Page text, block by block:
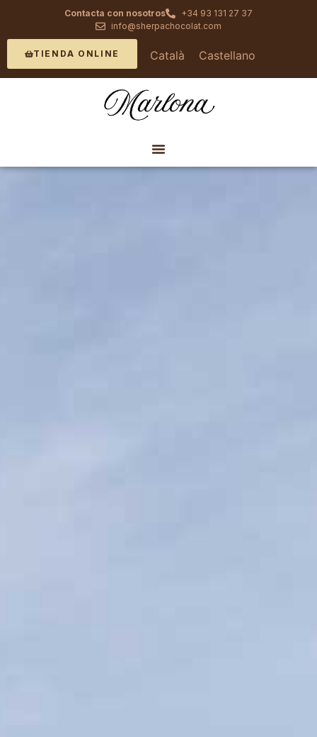
Contacta con nosotros
+34 93 131 27 37
info@sherpachocolat.com
TIENDA ONLINE Català Castellano